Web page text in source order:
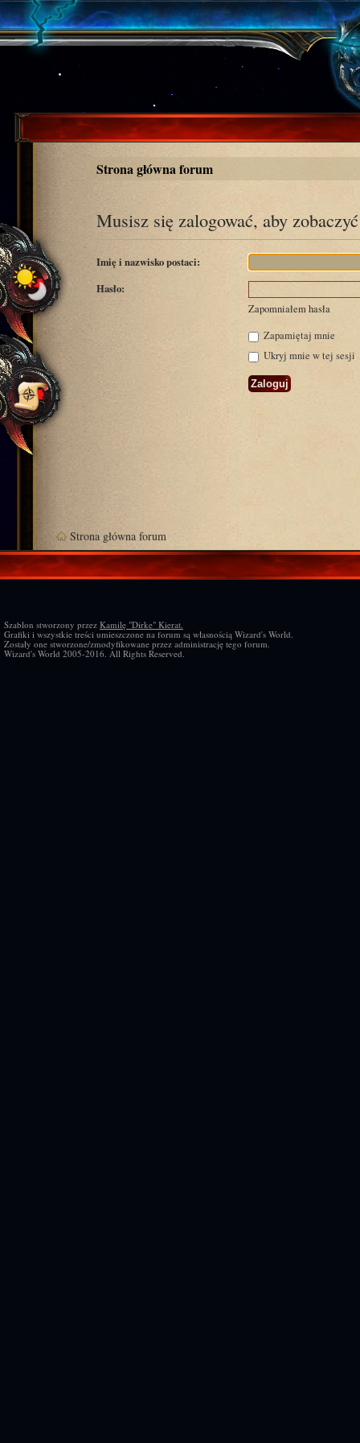
Strona główna forum
Musisz się zalogować, aby
Imię i nazwisko postaci:
Hasło:
Zapomniałem hasła
Zapamiętaj mnie
Ukryj mnie w tej sesji
Strona główna forum
Szablon stworzony przez Kamilę "Dirke" Kierat.
Grafiki i wszystkie treści umieszczone na forum są własnością Wizard's World.
Zostały one stworzone/zmodyfikowane przez administrację tego forum.
Wizard's World 2005-2016. All Rights Reserved.